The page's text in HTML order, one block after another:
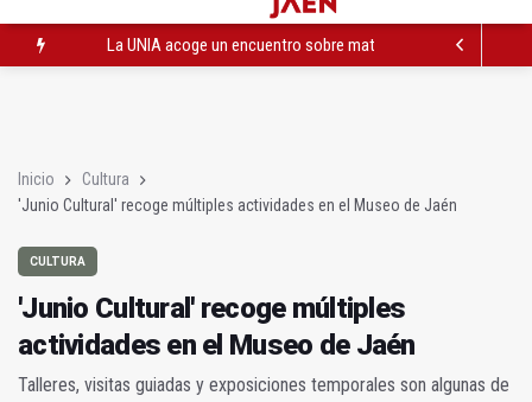
La UNIA acoge un encuentro sobre materia sostenible y
Inicio
Cultura
'Junio Cultural' recoge múltiples actividades en el Museo de Jaén
CULTURA
'Junio Cultural' recoge múltiples
actividades en el Museo de Jaén
Talleres, visitas guiadas y exposiciones temporales son algunas de